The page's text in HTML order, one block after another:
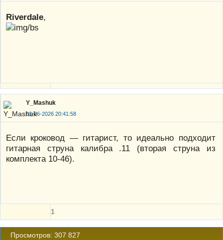
Riverdale,
Y_Mashuk
03-06-2026 20:41:58
Если кроковод — гитарист, то идеально подходит
гитарная струна калибра .11 (вторая струна из
комплекта 10-46).
1
Просмотров: 307 827